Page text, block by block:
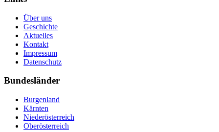
Über uns
Geschichte
Aktuelles
Kontakt
Impressum
Datenschutz
Bundesländer
Burgenland
Kärnten
Niederösterreich
Oberösterreich